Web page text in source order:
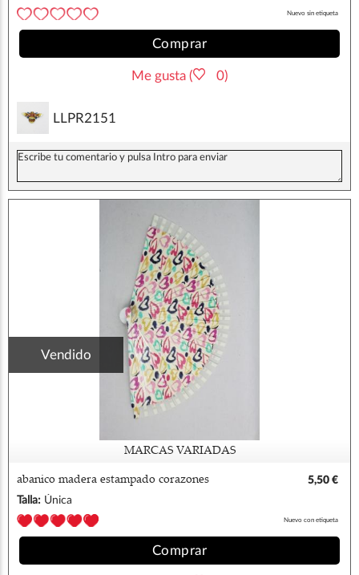
Nuevo sin etiqueta
Comprar
Me gusta ( 0)
LLPR2151
Vendido
MARCAS VARIADAS
abanico madera estampado corazones
5,50 €
Talla: Única
Nuevo con etiqueta
Comprar